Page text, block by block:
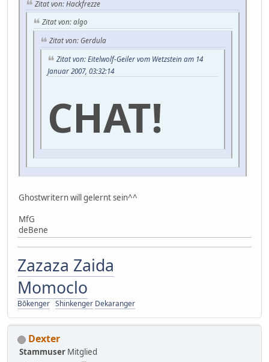
Zitat von: Hackfrezze
Zitat von: algo
Zitat von: Gerdula
Zitat von: Eitelwolf-Geiler vom Wetzstein am 14
Januar 2007, 03:32:14
CHAT!
Ghostwritern will gelernt sein^^
MfG
deBene
Zazaza Zaida
Momoclo
Bōkenger Shinkenger Dekaranger
Dexter
Stammuser Mitglied